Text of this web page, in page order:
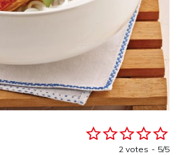
2 votes 5/5